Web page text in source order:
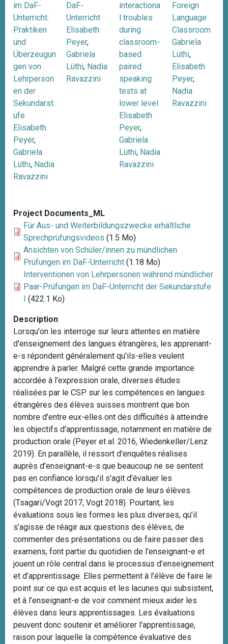
im DaF-
Unterricht:
Praktiken
und
Überzeugun
gen von
Lehrperson
en der
Sekundarst
ufe
Elisabeth
Peyer,
Gabriela
Lüthi, Nadia
Ravazzini
DaF-
Unterricht
Elisabeth
Peyer,
Gabriela
Lüthi, Nadia
Ravazzini
interactiona
l troubles
during
classroom-
based
paired
speaking
tests at
lower level
Elisabeth
Peyer,
Gabriela
Lüthi, Nadia
Ravazzini
Foreign
Language
Classroom
Gabriela
Lüthi,
Elisabeth
Peyer,
Nadia
Ravazzini
Project Documents_ML
Für Aus- und Weiterbildungszwecke erhältliche
Sprechprüfungsvideos (1.5 Mo)
Ansichten von Schüler/innen zu mündlichen
Prüfungen im DaF-Unterricht (1.18 Mo)
Interventionen von Lehrpersonen während mündlicher
Paar-Prüfungen im DaF-Unterricht der Sekundarstufe
(422.1 Ko)
Description
Lorsqu'on les interroge sur leurs attentes en matière
d'enseignement des langues étrangères, les apprenant-
e-s répondent généralement qu'ils-elles veulent
apprendre à parler. Malgré cette grande importance
accordée à l'expression orale, diverses études
réalisées par le CSP sur les compétences en langues
étrangères des élèves suisses montrent que bon
nombre d'entre eux-elles ont des difficultés à atteindre
les objectifs d'apprentissage, notamment en matière de
production orale (Peyer et al. 2016, Wiedenkeller/Lenz
2019). En parallèle, il ressort d'enquêtes réalises
auprès d'enseignant-e-s que beaucoup ne se sentent
pas en confiance lorsqu'il s'agit d'évaluer les
compétences de production orale de leurs élèves
(Tsagari/Vogt 2017, Vogt 2018). Pourtant, les
évaluations sous les formes les plus diverses, qu’il
s’agisse de réagir aux questions des élèves, de
commenter des présentations ou de faire passer des
examens, font partie du quotidien de l’enseignant-e et
jouent un rôle central dans le processus d’enseignement
et d’apprentissage. Elles permettent à l’élève de faire le
point sur ce qui est acquis et les lacunes qui subsistent,
et à l’enseignant-e de voir comment mieux aider les
élèves dans leurs apprentissages. Les évaluations
peuvent donc soutenir et améliorer l'apprentissage,
raison pour laquelle la compétence évaluative des